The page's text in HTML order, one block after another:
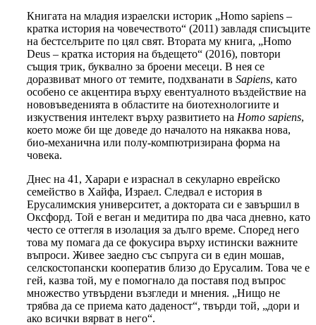
Книгата на младия израелски историк „Homo sapiens –
кратка история на човечеството“ (2011) завладя списъците
на бестселърите по цял свят. Втората му книга, „Homo
Deus – кратка история на бъдещето“ (2016), повтори
същия трик, буквално за броени месеци. В нея се
доразвиват много от темите, подхванати в Sapiens, като
особено се акцентира върху евентуалното въздействие на
нововъведенията в областите на биотехнологиите и
изкуствения интелект върху развитието на Homo sapiens,
което може би ще доведе до началото на някаква нова,
био-механична или полу-компютризирана форма на
човека.
Днес на 41, Харари е израснал в секуларно еврейско
семейство в Хайфа, Израел. Следвал е история в
Ерусалимския университет, а доктората си е завършил в
Оксфорд. Той е веган и медитира по два часа дневно, като
често се оттегля в изолация за дълго време. Според него
това му помага да се фокусира върху истински важните
въпроси. Живее заедно със съпруга си в един мошав,
селскостопански кооператив близо до Ерусалим. Това че е
гей, казва той, му е помогнало да поставя под въпрос
множество утвърдени възгледи и мнения. „Нищо не
трябва да се приема като даденост“, твърди той, „дори и
ако всички вярват в него“.